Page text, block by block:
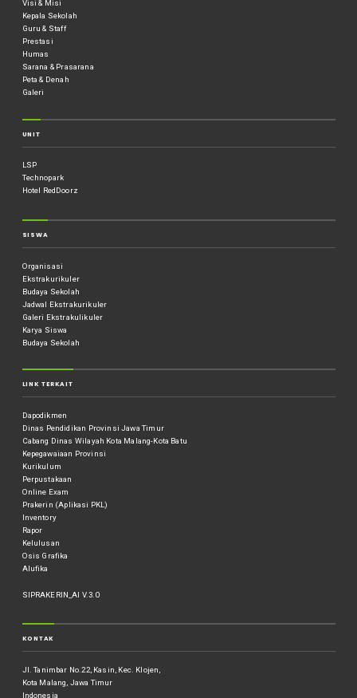
Visi & Misi
Kepala Sekolah
Guru & Staff
Prestasi
Humas
Sarana & Prasarana
Peta & Denah
Galeri
UNIT
LSP
Technopark
Hotel RedDoorz
SISWA
Organisasi
Ekstrakurikuler
Budaya Sekolah
Jadwal Ekstrakurikuler
Galeri Ekstrakulikuler
Karya Siswa
Budaya Sekolah
LINK TERKAIT
Dapodikmen
Dinas Pendidikan Provinsi Jawa Timur
Cabang Dinas Wilayah Kota Malang-Kota Batu
Kepegawaiaan Provinsi
Kurikulum
Perpustakaan
Online Exam
Prakerin (Aplikasi PKL)
Inventory
Rapor
Kelulusan
Osis Grafika
Alufika
SIPRAKERIN_AI V.3.0
KONTAK
Jl. Tanimbar No.22, Kasin, Kec. Klojen,
Kota Malang, Jawa Timur
Indonesia